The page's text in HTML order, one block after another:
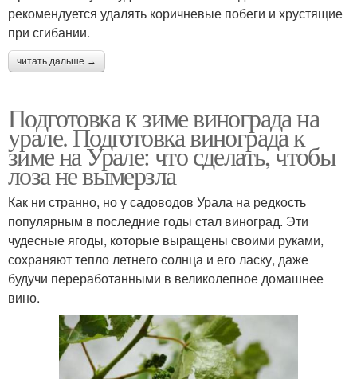
рекомендуется удалять коричневые побеги и хрустящие
при сгибании.
читать дальше →
Подготовка к зиме винограда на
урале. Подготовка винограда к
зиме на Урале: что сделать, чтобы
лоза не вымерзла
Как ни странно, но у садоводов Урала на редкость
популярным в последние годы стал виноград. Эти
чудесные ягоды, которые выращены своими руками,
сохраняют тепло летнего солнца и его ласку, даже
будучи переработанными в великолепное домашнее
вино.